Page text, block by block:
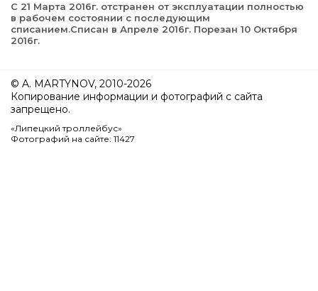
С 21 Марта 2016г. отстранен от эксплуатации полностью
в рабочем состоянии с последующим
списанием.Списан в Апреле 2016г. Порезан 10 Октября
2016г.
© A. MARTYNOV, 2010-2026
Копирование информации и фотографий с сайта
запрещено.
«Липецкий троллейбус»
Фотографий на сайте: 11427